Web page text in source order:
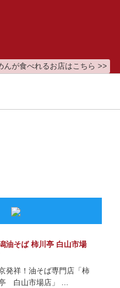
んが食べれるお店はこちら >>
油そば 柿川亭 白山市場
発祥！油そば専門店「柿
白山市場店」 ...